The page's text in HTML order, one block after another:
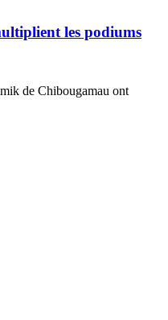
les podiums
de Chibougamau ont